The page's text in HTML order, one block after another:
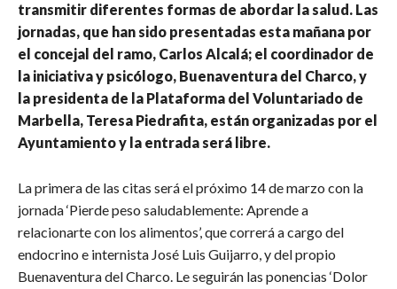
transmitir diferentes formas de abordar la salud. Las
jornadas, que han sido presentadas esta mañana por
el concejal del ramo, Carlos Alcalá; el coordinador de
la iniciativa y psicólogo, Buenaventura del Charco, y
la presidenta de la Plataforma del Voluntariado de
Marbella, Teresa Piedrafita, están organizadas por el
Ayuntamiento y la entrada será libre.
La primera de las citas será el próximo 14 de marzo con la
jornada ‘Pierde peso saludablemente: Aprende a
relacionarte con los alimentos’, que correrá a cargo del
endocrino e internista José Luis Guijarro, y del propio
Buenaventura del Charco. Le seguirán las ponencias ‘Dolor